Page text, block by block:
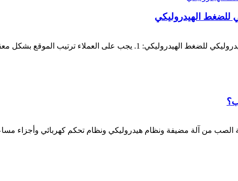
للضغط الهيدروليكي
الأشياء التي يجب ملاحظتها عند تثبيت النظام الهيدروليكي للضغط
من آلة مضيفة ونظام هيدروليكي ونظام تحكم كهربائي وأجزاء